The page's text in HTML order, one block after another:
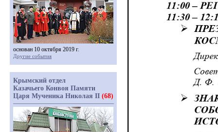
основан 10 октября 2019 г.
Другие события
Крымский отдел
Казачьего Конвоя Памяти
Царя Мученика Николая II (68)